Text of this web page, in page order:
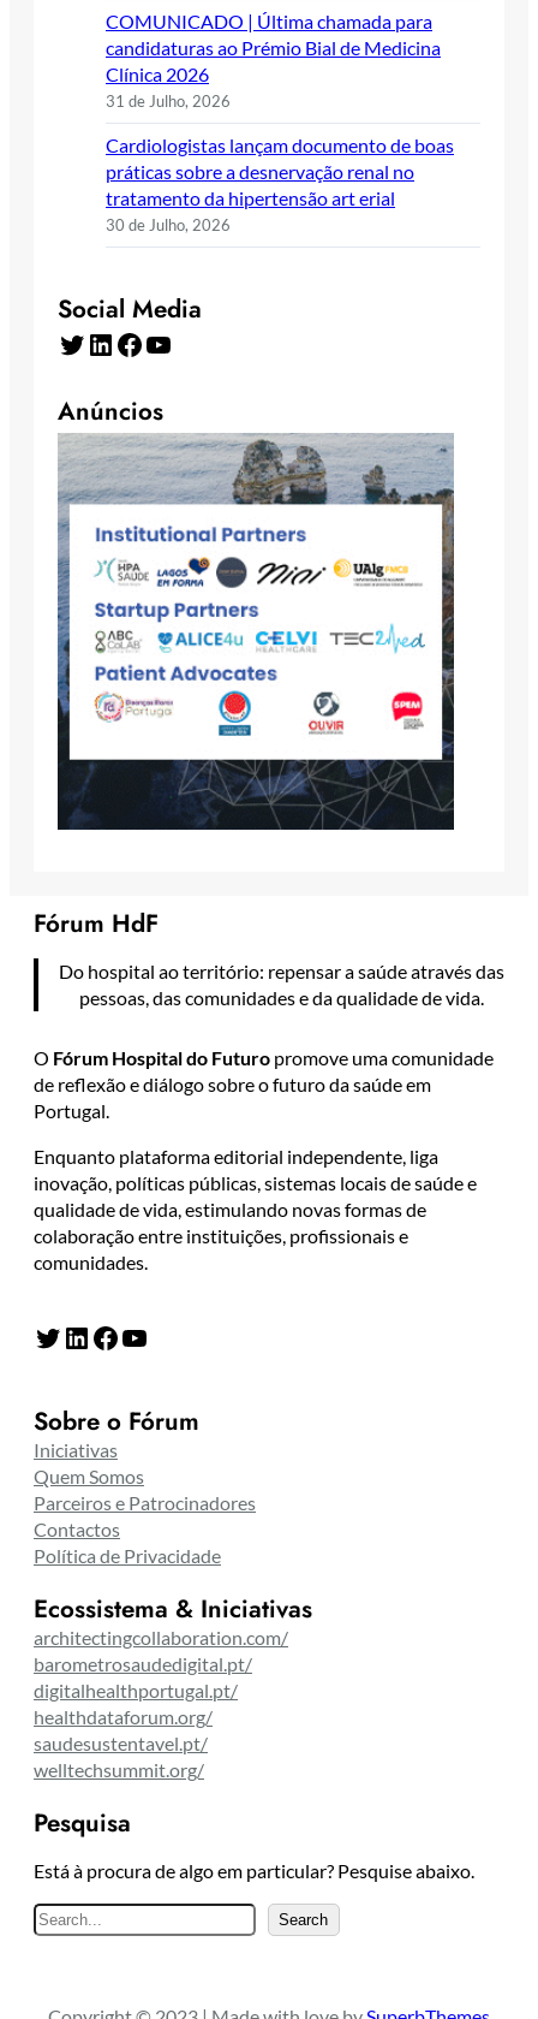
COMUNICADO | Última chamada para
candidaturas ao Prémio Bial de Medicina
Clínica 2026
31 de Julho, 2026
Cardiologistas lançam documento de boas
práticas sobre a desnervação renal no
tratamento da hipertensão art erial
30 de Julho, 2026
Social Media
Twitter LinkedIn Facebook YouTube
Anúncios
Fórum HdF
Do hospital ao território: repensar a saúde através das
pessoas, das comunidades e da qualidade de vida.
O Fórum Hospital do Futuro promove uma comunidade
de reflexão e diálogo sobre o futuro da saúde em
Portugal.
Enquanto plataforma editorial independente, liga
inovação, políticas públicas, sistemas locais de saúde e
qualidade de vida, estimulando novas formas de
colaboração entre instituições, profissionais e
comunidades.
Twitter LinkedIn Facebook YouTube
Sobre o Fórum
Iniciativas
Quem Somos
Parceiros e Patrocinadores
Contactos
Política de Privacidade
Ecossistema & Iniciativas
architectingcollaboration.com/
barometrosaudedigital.pt/
digitalhealthportugal.pt/
healthdataforum.org/
saudesustentavel.pt/
welltechsummit.org/
Pesquisa
Está à procura de algo em particular? Pesquise abaixo.
P
e
Search